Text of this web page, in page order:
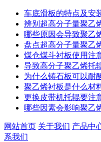
车底滑板的特点及安
辨别超高分子量聚乙
哪些原因会导致聚乙
盘点超高分子量聚乙
煤仓煤斗衬板使用注
导致高分子聚乙烯托
为什么铸石板可以耐
聚乙烯衬板是什么材
更换皮带机托辊要注
哪些因素会影响聚乙
网站首页 关于我们 产品中
系我们